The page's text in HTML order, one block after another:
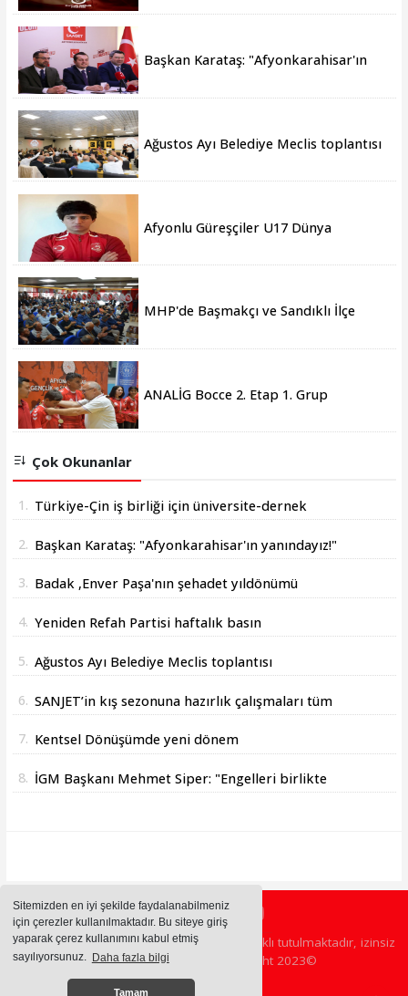
Sitemizden en iyi şekilde faydalanabilmeniz
için çerezler kullanılmaktadır. Bu siteye giriş
yaparak çerez kullanımını kabul etmiş
sayılıyorsunuz. Daha fazla bilgi
Tamam
Başkan Karataş: "Afyonkarahisar'ın
Ağustos Ayı Belediye Meclis toplantısı
Afyonlu Güreşçiler U17 Dünya
MHP'de Başmakçı ve Sandıklı İlçe
ANALİG Bocce 2. Etap 1. Grup
erdi
Çok Okunanlar
1. Türkiye-Çin iş birliği için üniversite-dernek
2. Başkan Karataş: "Afyonkarahisar'ın yanındayız!"
3. Badak ,Enver Paşa'nın şehadet yıldönümü
4. Yeniden Refah Partisi haftalık basın
5. Ağustos Ayı Belediye Meclis toplantısı
6. SANJET’in kış sezonuna hazırlık çalışmaları tüm
7. Kentsel Dönüşümde yeni dönem
8. İGM Başkanı Mehmet Siper: "Engelleri birlikte
Sitemizde bulunan içeriklerin tüm hakları saklı tutulmaktadır, izinsiz
içerikler kullanılamaz. Copyright 2023©